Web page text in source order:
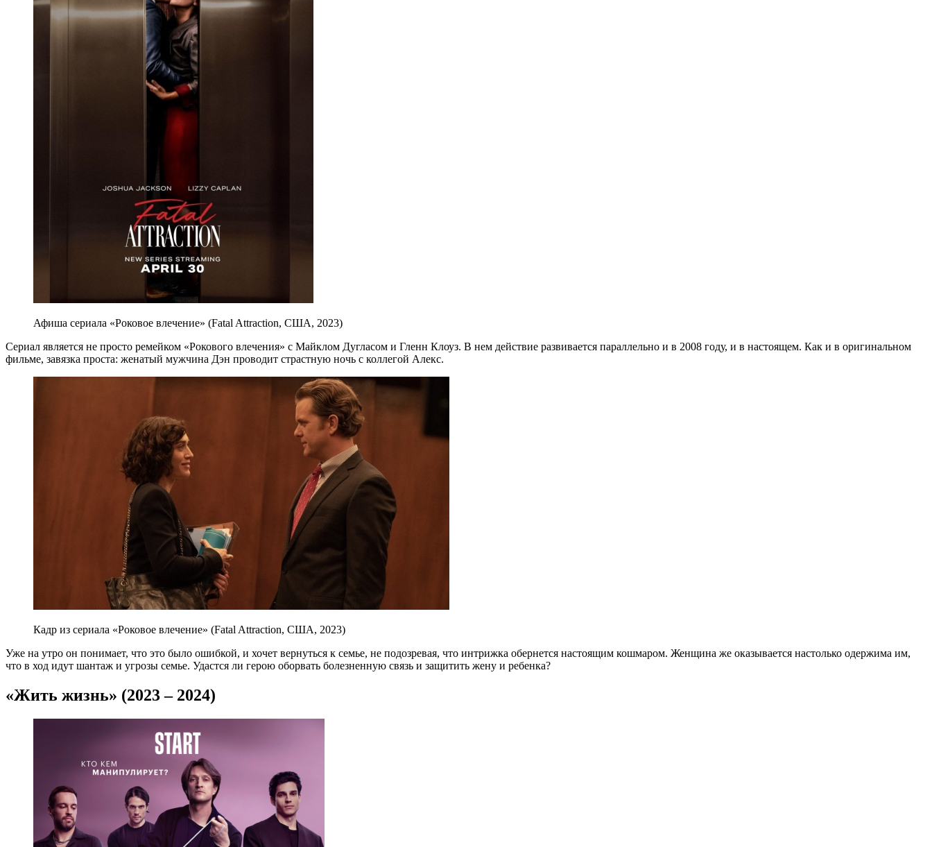
Афиша сериала «Роковое влечение» (Fatal Attraction, США, 2023)
Сериал является не просто ремейком «Рокового влечения» с Майклом Дугласом и Гленн Клоуз. В нем действие развивается параллельно и в 2008 году, и в настоящем. Как и в оригинальном
фильме, завязка проста: женатый мужчина Дэн проводит страстную ночь с коллегой Алекс.
Кадр из сериала «Роковое влечение» (Fatal Attraction, США, 2023)
Уже на утро он понимает, что это было ошибкой, и хочет вернуться к семье, не подозревая, что интрижка обернется настоящим кошмаром. Женщина же оказывается настолько одержима им,
что в ход идут шантаж и угрозы семье. Удастся ли герою оборвать болезненную связь и защитить жену и ребенка?
«Жить жизнь» (2023 – 2024)